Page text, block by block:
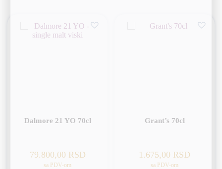
Dalmore 21 YO 70cl
79.800,00 RSD
sa PDV-om
Grant’s 70cl
1.675,00 RSD
sa PDV-om